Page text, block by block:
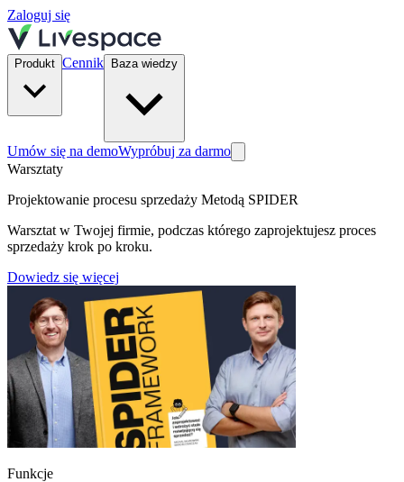
Zaloguj się
Produkt Cennik Baza wiedzy
Umów się na demoWypróbuj za darmo
Warsztaty
Projektowanie procesu sprzedaży Metodą SPIDER
Warsztat w Twojej firmie, podczas którego zaprojektujesz proces
sprzedaży krok po kroku.
Dowiedz się więcej
Funkcje